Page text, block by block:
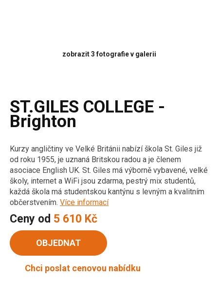
zobrazit 3 fotografie v galerii
ST.GILES COLLEGE -
Brighton
Kurzy angličtiny ve Velké Británii nabízí škola St. Giles již
od roku 1955, je uznaná Britskou radou a je členem
asociace English UK. St. Giles má výborně vybavené, velké
školy, internet a WiFi jsou zdarma, pestrý mix studentů,
každá škola má studentskou kantýnu s levným a kvalitním
občerstvením. Více informací
Ceny od 5 610 Kč
OBJEDNAT
Chci poslat cenovou nabídku